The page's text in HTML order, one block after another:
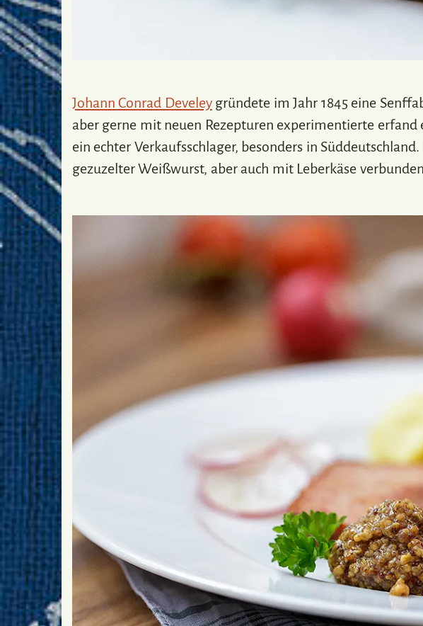
Johann Conrad Develeygründete im Jahr 1845 eine
aber gerne mit neuen Rezepturen experimentierte erfand
ein echter Verkaufsschlager, besonders in
gezuzelter Weißwurst, aber auch mit Leberkäse